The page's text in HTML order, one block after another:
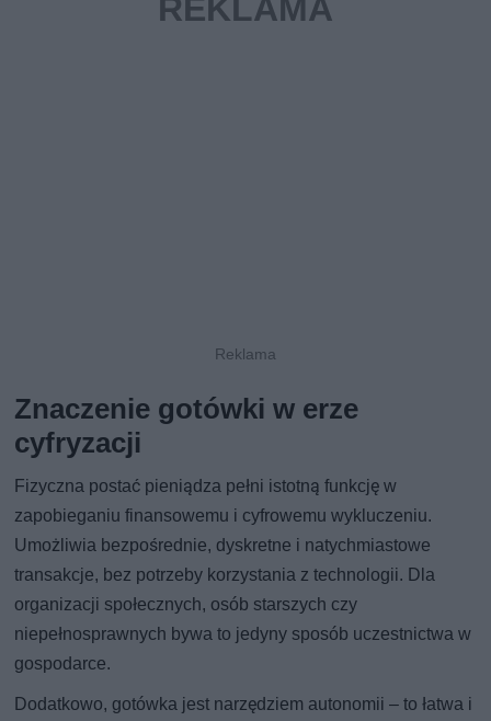
Znaczenie gotówki w erze
cyfryzacji
Fizyczna postać pieniądza pełni istotną funkcję w
zapobieganiu finansowemu i cyfrowemu wykluczeniu.
Umożliwia bezpośrednie, dyskretne i natychmiastowe
transakcje, bez potrzeby korzystania z technologii. Dla
organizacji społecznych, osób starszych czy
niepełnosprawnych bywa to jedyny sposób uczestnictwa w
gospodarce.
Dodatkowo, gotówka jest narzędziem autonomii – to łatwa i